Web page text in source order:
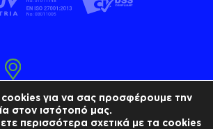
Τ.Κ. 18545, Πειραιάς
Τ 210 4101010
cookies για να σας προσφέρουμε την
στον ιστότοπό μας.
περισσότερα σχετικά με τα cookies